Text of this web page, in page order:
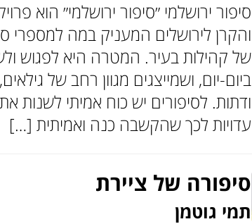
סיפור ירושלמי ״סיפור ירושלמי״ הוא
והקרן לירושלים המעניק במה למספרי
של קהילות בעיר. המטרה היא לפגוש
ביום-יום, ושמייצגים מגוון רחב של
ודתות. לסיפורים יש כוח אמיתי לשנות
עדויות לכך שהקשבה כנה ואמיתית […]
סיפורה של ציירת
תמי גוטמן